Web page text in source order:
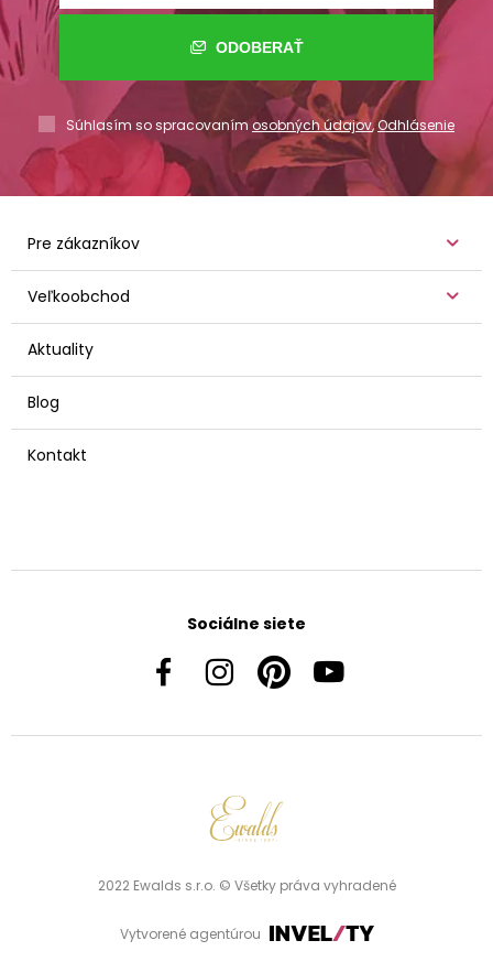
ODOBERAŤ
Súhlasím so spracovaním osobných údajov,Odhlásenie
Pre zákazníkov
Veľkoobchod
Aktuality
Blog
Kontakt
Sociálne siete
2022 Ewalds s.r.o. © Všetky práva vyhradené
Vytvorené agentúrou